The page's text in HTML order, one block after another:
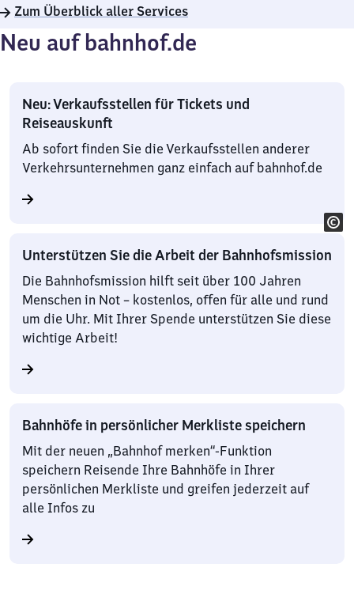
Zum Überblick aller Services
Neu auf bahnhof.de
Neu: Verkaufsstellen für Tickets und
Reiseauskunft
Ab sofort finden Sie die Verkaufsstellen anderer
Verkehrsunternehmen ganz einfach auf bahnhof.de
Unterstützen Sie die Arbeit der Bahnhofsmission
Die Bahnhofsmission hilft seit über 100 Jahren
Menschen in Not – kostenlos, offen für alle und rund
um die Uhr. Mit Ihrer Spende unterstützen Sie diese
wichtige Arbeit!
Bahnhöfe in persönlicher Merkliste speichern
Mit der neuen „Bahnhof merken“-Funktion
speichern Reisende Ihre Bahnhöfe in Ihrer
persönlichen Merkliste und greifen jederzeit auf
alle Infos zu